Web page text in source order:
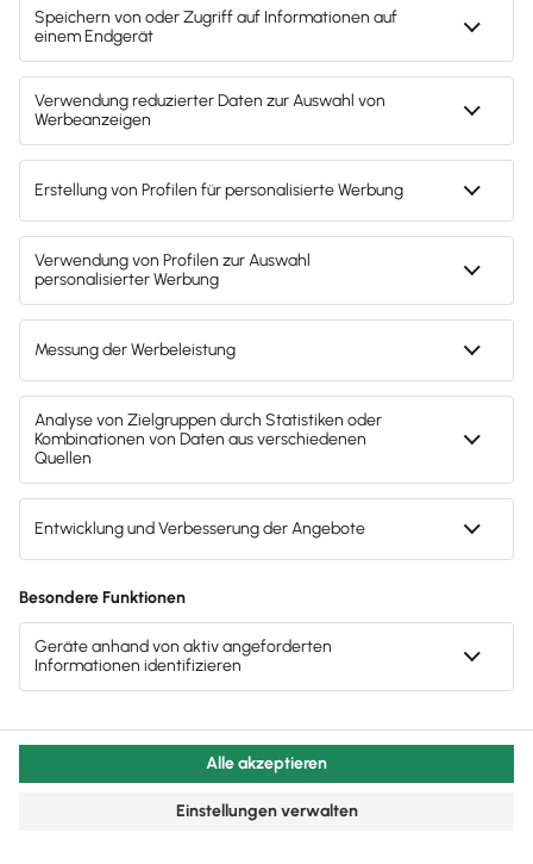
Der Test endet automatisch
Kostenlos testen
Test endet nach 30 Tagen automatisch. Kein
und denAGBzu.
Sofort50%sparen
Newsletter
Brandheiße
dein Postfach
Möchtest du zukünftig
wichtige News zu